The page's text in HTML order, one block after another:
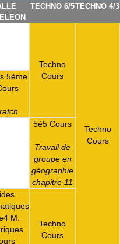
TECHNO 6/5TECHNO 4/3
Techno
Cours
Techno
Cours
5ème
5è5 Cours
Travail de
groupe en
géographie
chapitre 11
M.
Techno
Cours